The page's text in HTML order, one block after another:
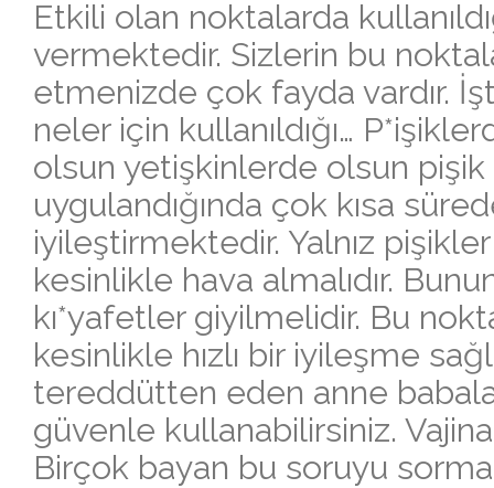
Etkili olan noktalarda
vermektedir. Sizlerin bu
etmenizde çok fayda vardır.
neler için kullanıldığı…
olsun yetişkinlerde olsun
uygulandığında çok kısa
iyileştirmektedir. Yalnız
kesinlikle hava almalıdır.
kı*yafetler giyilmelidir. Bu
kesinlikle hızlı bir iyileşme
tereddütten eden anne
güvenle kullanabilirsiniz. Vajina
Birçok bayan bu soruyu